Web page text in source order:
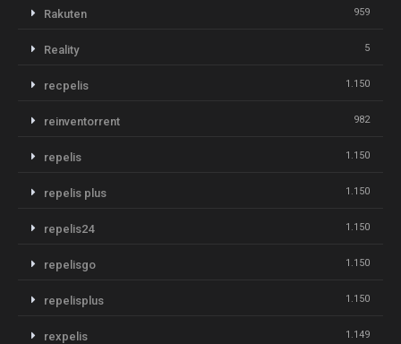
Rakuten 959
Reality 5
recpelis 1.150
reinventorrent 982
repelis 1.150
repelis plus 1.150
repelis24 1.150
repelisgo 1.150
repelisplus 1.150
rexpelis 1.149